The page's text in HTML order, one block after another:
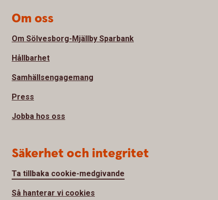
Om oss
Om Sölvesborg-Mjällby Sparbank
Hållbarhet
Samhällsengagemang
Press
Jobba hos oss
Säkerhet och integritet
Ta tillbaka cookie-medgivande
Så hanterar vi cookies